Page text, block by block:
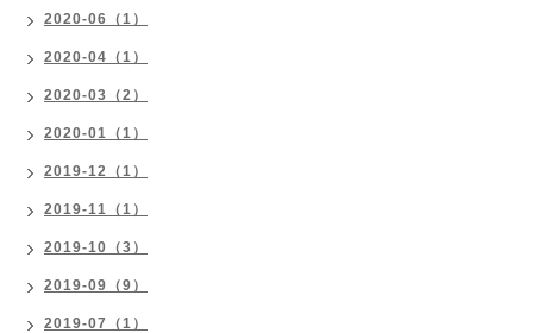
2020-06（1）
2020-04（1）
2020-03（2）
2020-01（1）
2019-12（1）
2019-11（1）
2019-10（3）
2019-09（9）
2019-07（1）